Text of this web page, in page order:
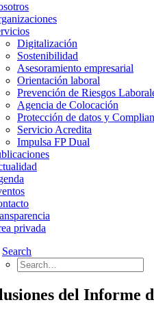
Digitalización
Sostenibilidad
Asesoramiento empresarial
Orientación laboral
Prevención de Riesgos
Agencia de Colocación
Protección de datos y
Servicio Acredita
Impulsa FP Dual
privada
Search
del Informe